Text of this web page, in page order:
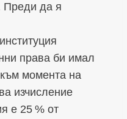
Преди да я
права би имал
момента на
изчисление
е 25 % от